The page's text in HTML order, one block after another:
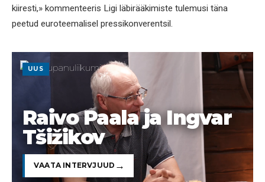
kiiresti,» kommenteeris Ligi läbirääkimiste tulemusi täna
peetud euroteemalisel pressikonverentsil.
UUS
Raivo Paala ja Ingvar
Tšižikov
VAATA INTERVJUUD